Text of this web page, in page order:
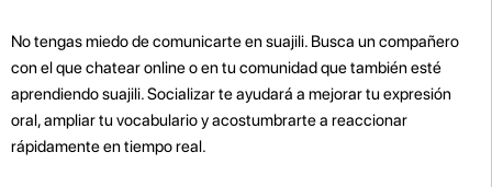
No tengas miedo de comunicarte en suajili. Busca un compañero
con el que chatear online o en tu comunidad que también esté
aprendiendo suajili. Socializar te ayudará a mejorar tu expresión
oral, ampliar tu vocabulario y acostumbrarte a reaccionar
rápidamente en tiempo real.